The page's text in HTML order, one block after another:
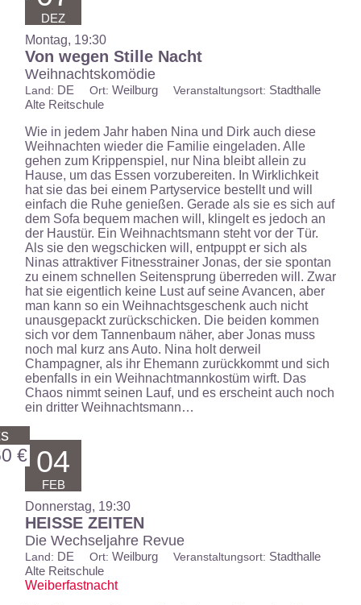
DEZ
Montag, 19:30
Von wegen Stille Nacht
Weihnachtskomödie
Land: DE Ort: Weilburg Veranstaltungsort: Stadthalle
Alte Reitschule
Wie in jedem Jahr haben Nina und Dirk auch diese
Weihnachten wieder die Familie eingeladen. Alle
gehen zum Krippenspiel, nur Nina bleibt allein zu
Hause, um das Essen vorzubereiten. In Wirklichkeit
hat sie das bei einem Partyservice bestellt und will
einfach die Ruhe genießen. Gerade als sie es sich auf
dem Sofa bequem machen will, klingelt es jedoch an
der Haustür. Ein Weihnachtsmann steht vor der Tür.
Als sie den wegschicken will, entpuppt er sich als
Ninas attraktiver Fitnesstrainer Jonas, der sie spontan
zu einem schnellen Seitensprung überreden will. Zwar
hat sie eigentlich keine Lust auf seine Avancen, aber
man kann so ein Weihnachtsgeschenk auch nicht
unausgepackt zurückschicken. Die beiden kommen
sich vor dem Tannenbaum näher, aber Jonas muss
noch mal kurz ans Auto. Nina holt derweil
Champagner, als ihr Ehemann zurückkommt und sich
ebenfalls in ein Weihnachtmannkostüm wirft. Das
Chaos nimmt seinen Lauf, und es erscheint auch noch
ein dritter Weihnachtsmann…
04
FEB
Donnerstag, 19:30
HEISSE ZEITEN
Die Wechseljahre Revue
Land: DE Ort: Weilburg Veranstaltungsort: Stadthalle
Alte Reitschule
Weiberfastnacht
€